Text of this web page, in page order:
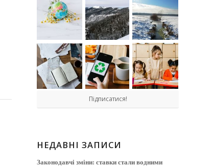
Підписатися!
НЕДАВНІ ЗАПИСИ
Законодавчі зміни: ставки стали водними